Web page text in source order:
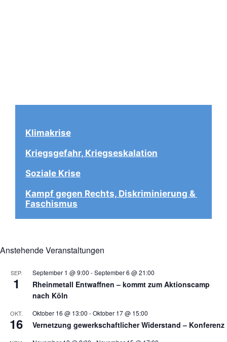
Klimakrise
Kriegsgefahr, Kriegseskalation
Soziale Krise
Kampf gegen Rechts, Diskriminierung &
Faschismus
Anstehende Veranstaltungen
SEP.
1
September 1 @ 9:00 -September 6 @ 21:00
Rheinmetall Entwaffnen – kommt zum Aktionscamp
nach Köln
OKT.
16
Oktober 16 @ 13:00 -Oktober 17 @ 15:00
Vernetzung gewerkschaftlicher Widerstand – Konferenz